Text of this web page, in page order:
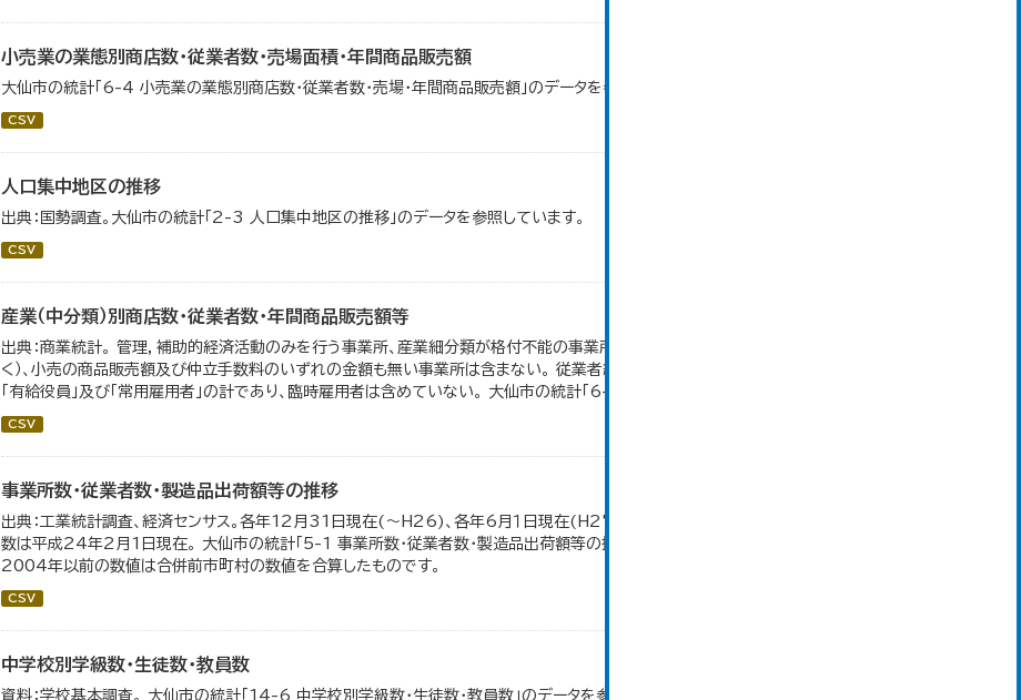
小売業の業態別商店数・従業者数・売場面積・年間商品販売額
大仙市の統計「6-4 小売業の業態別商店数・従業者数・売場・年間商品販売額」のデータを参照しています。
CSV
人口集中地区の推移
出典：国勢調査。大仙市の統計「2-3 人口集中地区の推移」のデータを参照しています。
CSV
産業（中分類）別商店数・従業者数・年間商品販売額等
出典：商業統計。 管理，補助的経済活動のみを行う事業所、産業細分類が格付不能の事業所、卸売の商品販売額（仲立手数料を除
く）、小売の商品販売額及び仲立手数料のいずれの金額も無い事業所は含まない。 従業者総数は「個人業主」、「無給家族従業者」、
「有給役員」及び「常用雇用者」の計であり、臨時雇用者は含めていない。 大仙市の統計「6-2...
CSV
事業所数・従業者数・製造品出荷額等の推移
出典：工業統計調査、経済センサス。各年12月31日現在(～H26)、各年6月１日現在(H27～)。 平成23年のみ事業所数、従業者
数は平成24年2月1日現在。 大仙市の統計「5-1 事業所数・従業者数・製造品出荷額等の推移」のデータを参照しています。
2004年以前の数値は合併前市町村の数値を合算したものです。
CSV
中学校別学級数・生徒数・教員数
資料：学校基本調査。 大仙市の統計「14-6 中学校別学級数・生徒数・教員数」のデータを参照しています。